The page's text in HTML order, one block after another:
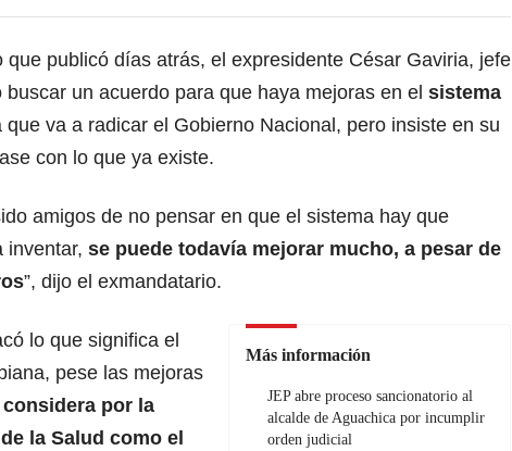
que publicó días atrás, el expresidente César Gaviria, jefe
buscar un acuerdo para que haya mejoras en el sistema
que va a radicar el Gobierno Nacional, pero insiste en su
con lo que ya existe.
amigos de no pensar en que el sistema hay que
inventar, se puede todavía mejorar mucho, a pesar de
”, dijo el exmandatario.
Más información
JEP abre proceso sancionatorio al
alcalde de Aguachica por incumplir
orden judicial
lo que significa el
pese las mejoras
considera por la
la Salud como el